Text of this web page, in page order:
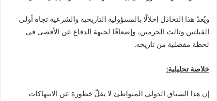
ويُعدّ هذا التخاذل إخلالًا بالمسؤولية التاريخية والشرعية تجاه أولى
القبلتين وثالث الحرمين، وإضعافًا لجبهة الدفاع عن الأقصى في
لحظة مفصلية من تاريخه.
خلاصة تحليلية:
إن هذا السياق الدولي المتواطئ لا يقلّ خطورة عن الانتهاكات